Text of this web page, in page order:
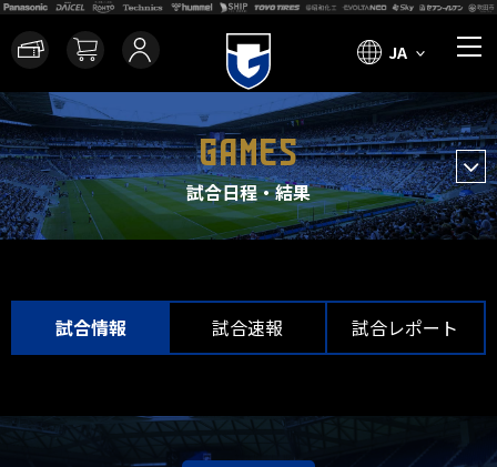
JA
GAMES
試合日程・結果
試合情報 試合速報 試合レポート